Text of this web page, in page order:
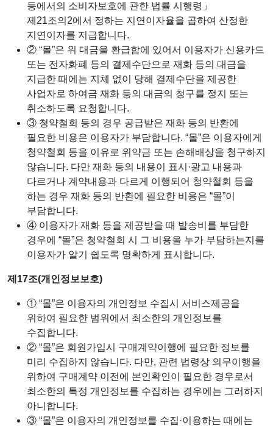
등에서의 소비자보호에 관한 법률 시행령」
제21조의2에서 정하는 지연이자율을 곱하여 산정한
지연이자를 지급합니다.
② “몰”은 위 대금을 환급함에 있어서 이용자가 신용카드
또는 전자화폐 등의 결제수단으로 재화 등의 대금을
지급한 때에는 지체 없이 당해 결제수단을 제공한
사업자로 하여금 재화 등의 대금의 청구를 정지 또는
취소하도록 요청합니다.
③ 청약철회 등의 경우 공급받은 재화 등의 반환에
필요한 비용은 이용자가 부담합니다. “몰”은 이용자에게
청약철회 등을 이유로 위약금 또는 손해배상을 청구하지
않습니다. 다만 재화 등의 내용이 표시·광고 내용과
다르거나 계약내용과 다르게 이행되어 청약철회 등을
하는 경우 재화 등의 반환에 필요한 비용은 “몰”이
부담합니다.
④ 이용자가 재화 등을 제공받을 때 발송비를 부담한
경우에 “몰”은 청약철회 시 그 비용을 누가 부담하는지를
이용자가 알기 쉽도록 명확하게 표시합니다.
제17조(개인정보보호)
① “몰”은 이용자의 개인정보 수집시 서비스제공을
위하여 필요한 범위에서 최소한의 개인정보를
수집합니다.
② “몰”은 회원가입시 구매계약이행에 필요한 정보를
미리 수집하지 않습니다. 다만, 관련 법령상 의무이행을
위하여 구매계약 이전에 본인확인이 필요한 경우로서
최소한의 특정 개인정보를 수집하는 경우에는 그러하지
아니합니다.
③ “몰”은 이용자의 개인정보를 수집·이용하는 때에는